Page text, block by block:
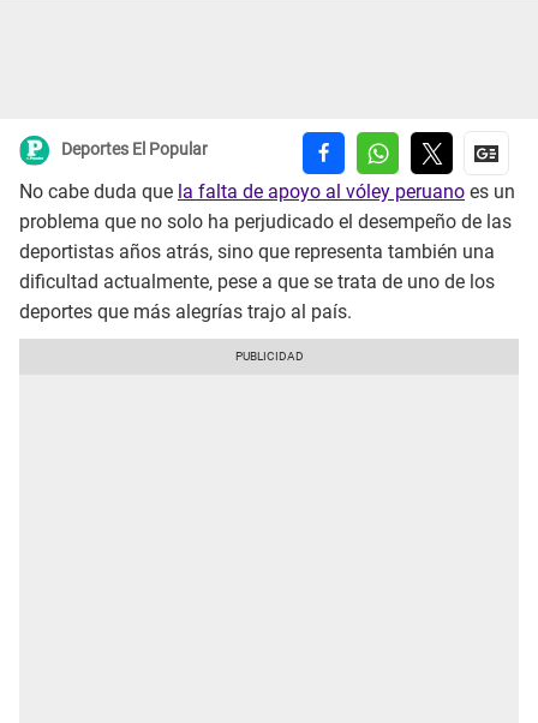
Deportes El Popular
No cabe duda que la falta de apoyo al vóley peruano es un
problema que no solo ha perjudicado el desempeño de las
deportistas años atrás, sino que representa también una
dificultad actualmente, pese a que se trata de uno de los
deportes que más alegrías trajo al país.